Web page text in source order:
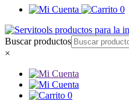
0
Buscar productos
×
0